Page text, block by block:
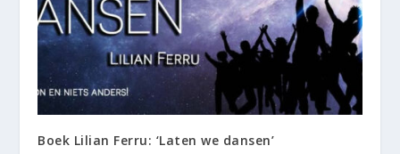
Boek Lilian Ferru: ‘Laten we dansen’